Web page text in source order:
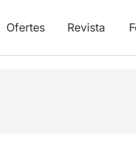
Ofertes Revista